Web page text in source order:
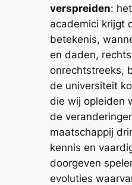
verspreiden:
academici krijgt
betekenis,
en daden,
onrechtstreeks,
de universiteit
die wij opleiden
de
maatschappij
kennis en
doorgeven
evoluties